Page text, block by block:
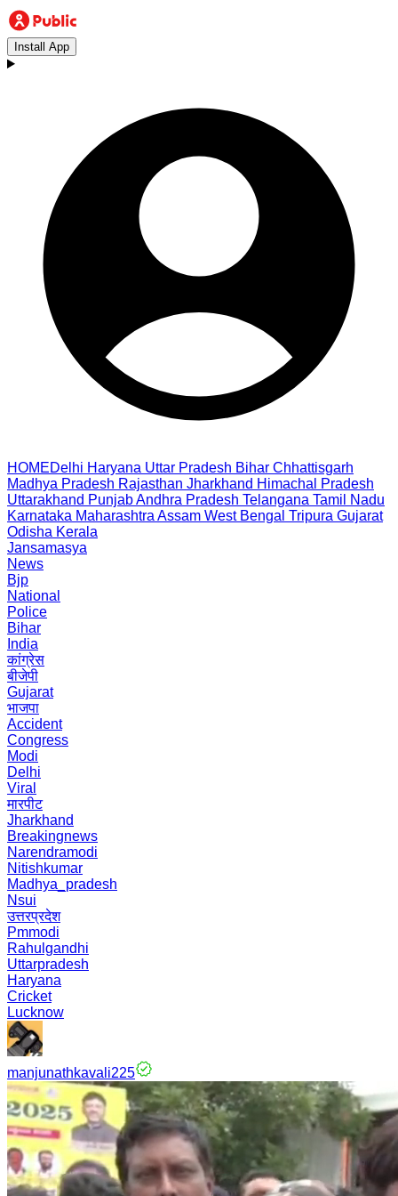
Install App
HOMEDelhi Haryana Uttar Pradesh Bihar Chhattisgarh
Madhya Pradesh Rajasthan Jharkhand Himachal Pradesh
Uttarakhand PunjabAndhra Pradesh Telangana Tamil Nadu
Karnataka Maharashtra Assam West Bengal Tripura Gujarat
Odisha Kerala
Jansamasya
News
Bjp
National
Police
Bihar
India
कांग्रेस
बीजेपी
Gujarat
भाजपा
Accident
Congress
Modi
Delhi
Viral
मारपीट
Jharkhand
Breakingnews
Narendramodi
Nitishkumar
Madhya_pradesh
Nsui
उत्तरप्रदेश
Pmmodi
Rahulgandhi
Uttarpradesh
Haryana
Cricket
Lucknow
manjunathkavali225